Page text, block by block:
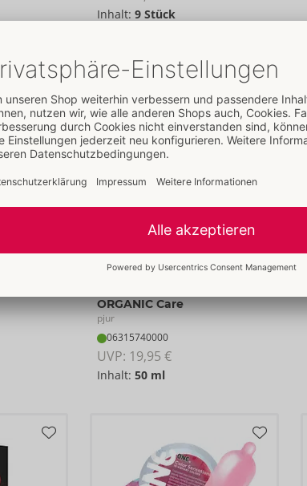
Inhalt: 9 Stück
ORGANIC Care
pjur
06315740000
UVP: 19,95 €
Inhalt: 50 ml